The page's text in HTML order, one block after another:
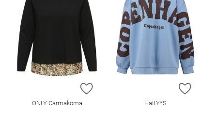
ZUR WUNSCHLISTE HINZUFÜGEN
ONLY Carmakoma
ZUR
HaILY*S